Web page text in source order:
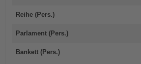
Reihe (Pers.)
Parlament (Pers.)
Bankett (Pers.)